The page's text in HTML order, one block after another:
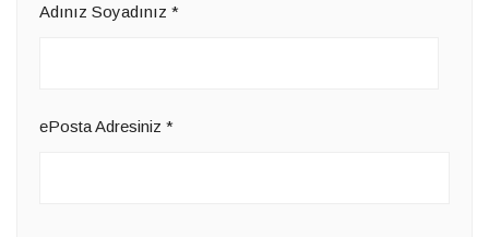
Adınız Soyadınız *
ePosta Adresiniz *